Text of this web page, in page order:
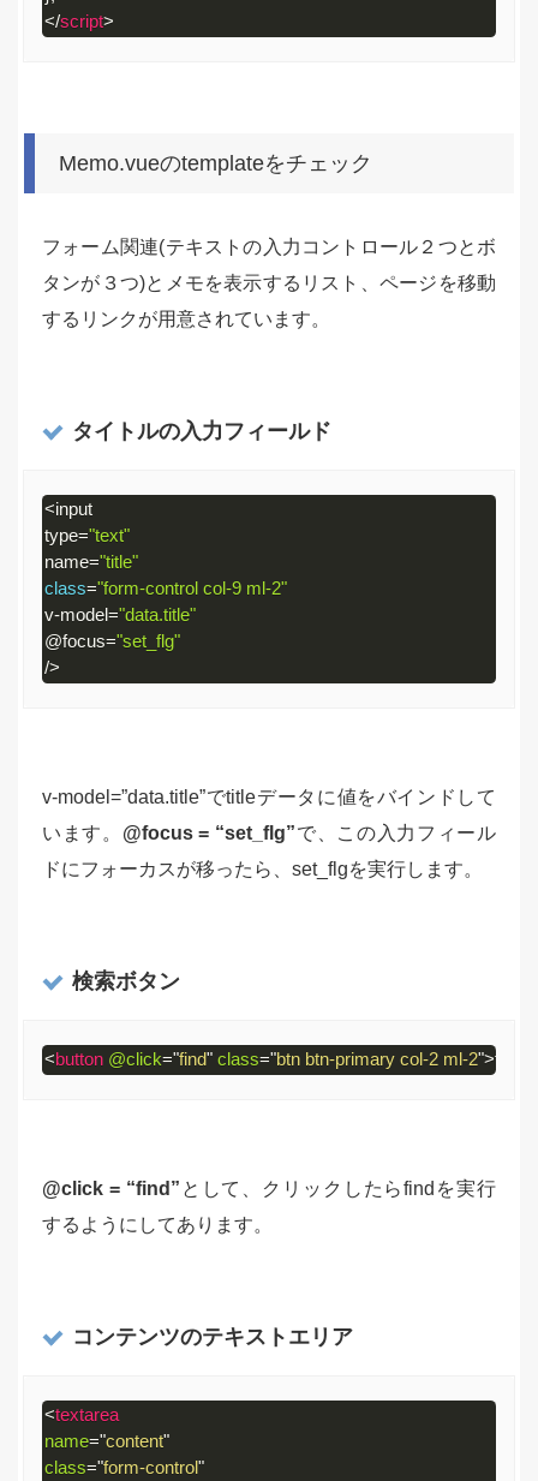
</script>
xml)
Memo.vueのtemplateをチェック
フォーム関連(テキストの入力コントロール２つとボ
タンが３つ)とメモを表示するリスト、ページを移動
するリンクが用意されています。
タイトルの入力フィールド
<input
type="text"
name="title"
class="form-control col-9 ml-2"
v-model="data.title"
@focus="set_flg"
/>
javascript
v-model=”data.title”でtitleデータに値をバインドして
います。 @focus = “set_flg”で、この入力フィール
ドにフォーカスが移ったら、set_flgを実行します。
検索ボタン
<button @click="find" class="btn btn-primary col-2 ml-2">find
XML
@click = “find” として、クリックしたらfindを実行
するようにしてあります。
コンテンツのテキストエリア
<textarea
name="content"
class="form-control"